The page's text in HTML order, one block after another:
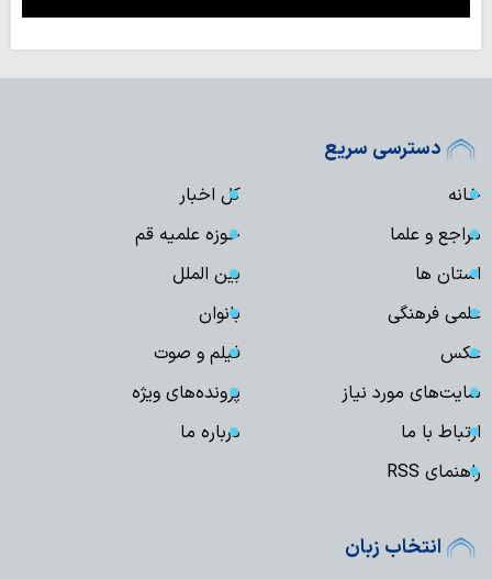
دسترسی سریع
خانه
کل اخبار
مراجع و علما
حوزه علمیه قم
استان ها
بین الملل
علمی فرهنگی
بانوان
عکس
فیلم و صوت
سایت‌های مورد نیاز
پرونده‌های ویژه
ارتباط با ما
درباره ما
راهنمای RSS
انتخاب زبان